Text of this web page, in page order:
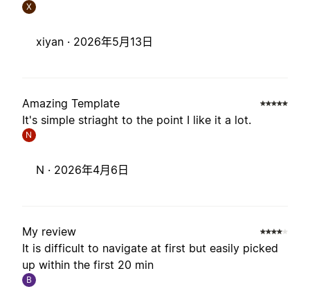
X
xiyan · 2026年5月13日
Amazing Template
It's simple striaght to the point I like it a lot.
N
N · 2026年4月6日
My review
It is difficult to navigate at first but easily picked
up within the first 20 min
B